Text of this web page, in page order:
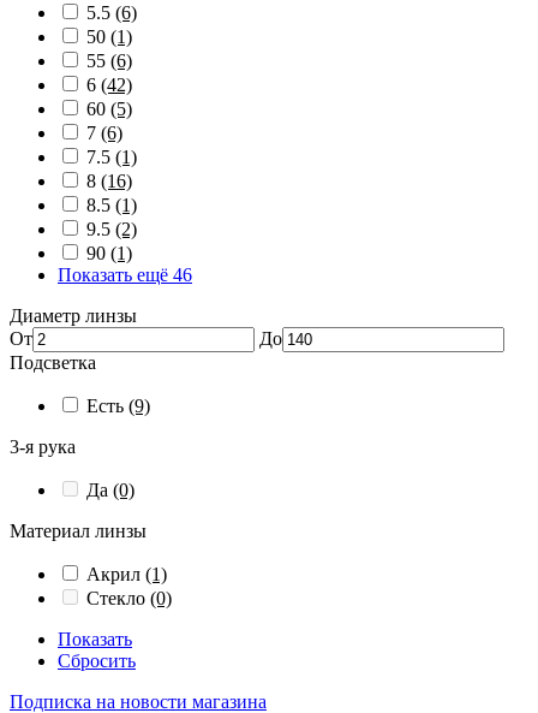
5.5 (6)
50 (1)
55 (6)
6 (42)
60 (5)
7 (6)
7.5 (1)
8 (16)
8.5 (1)
9.5 (2)
90 (1)
Показать ещё 46
Диаметр линзы
От
До
Подсветка
Есть (9)
3-я рука
Да (0)
Материал линзы
Акрил (1)
Стекло (0)
Показать
Сбросить
Подписка на новости магазина